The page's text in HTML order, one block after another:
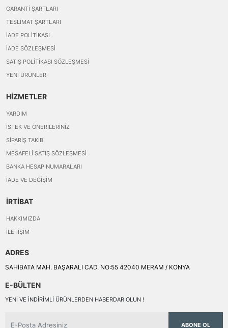
GARANTI ŞARTLARI
TESLIMAT ŞARTLARI
İADE POLITIKASI
İADE SÖZLEŞMESI
SATIŞ POLITIKASI SÖZLEŞMESI
YENI ÜRÜNLER
HİZMETLER
YARDIM
İSTEK VE ÖNERILERINIZ
SIPARIŞ TAKIBI
MESAFELI SATIŞ SÖZLEŞMESI
BANKA HESAP NUMARALARI
İADE VE DEĞIŞIM
İRTİBAT
HAKKIMIZDA
İLETIŞIM
ADRES
SAHİBATA MAH. BAŞARALI CAD. NO:55 42040 MERAM / KONYA
E-BÜLTEN
YENI VE INDIRIMLI ÜRÜNLERDEN HABERDAR OLUN !
ABONE OL